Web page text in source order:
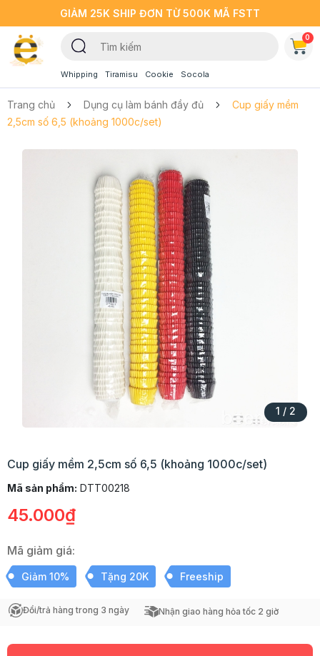
GIẢM 25K SHIP ĐƠN TỪ 500K MÃ FSTT
Whipping Tiramisu Cookie Socola
0
Trang chủ Dụng cụ làm bánh đầy đủ
Cup giấy mềm
2,5cm số 6,5 (khoảng 1000c/set)
1 / 2
Cup giấy mềm 2,5cm số 6,5 (khoảng 1000c/set)
Mã sản phẩm: DTT00218
45.000₫
Mã giảm giá:
Giảm 10% Tặng 20K Freeship
Đổi/trả hàng trong 3 ngày Nhận giao hàng hỏa tốc 2 giờ